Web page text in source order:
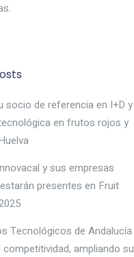
socio de referencia en I+D y
en frutos rojos y
y sus empresas
presentes en Fruit
Tecnológicos de Andalucía
competitividad, ampliando su